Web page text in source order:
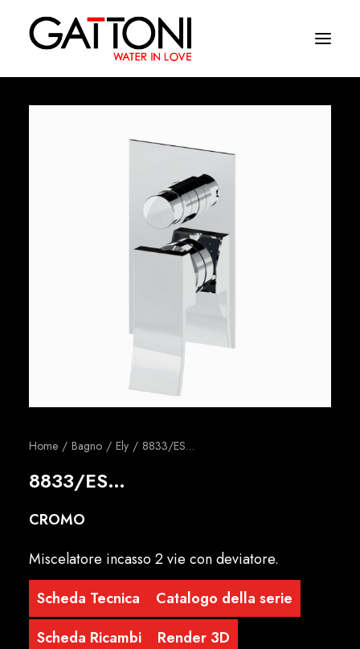
Home Bagno Ely 8833/ES…
8833/ES…
CROMO
Miscelatore incasso 2 vie con deviatore.
Scheda Tecnica
Catalogo della serie
Scheda Ricambi
Render 3D